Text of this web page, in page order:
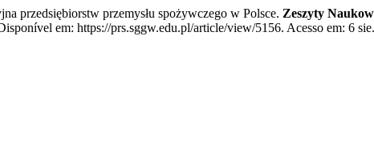
przedsiębiorstw przemysłu spożywczego w Polsce. Zeszyty
em: https://prs.sggw.edu.pl/article/view/5156. Acesso em: 6